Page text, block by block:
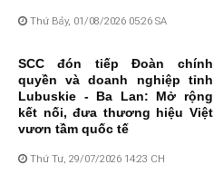
Thứ Bảy, 01/08/2026 05:26 SA
SCC đón tiếp Đoàn chính
quyền và doanh nghiệp tỉnh
Lubuskie - Ba Lan: Mở rộng
kết nối, đưa thương hiệu Việt
vươn tầm quốc tế
Thứ Tư, 29/07/2026 14:23 CH